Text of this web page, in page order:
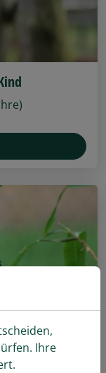
Ihre